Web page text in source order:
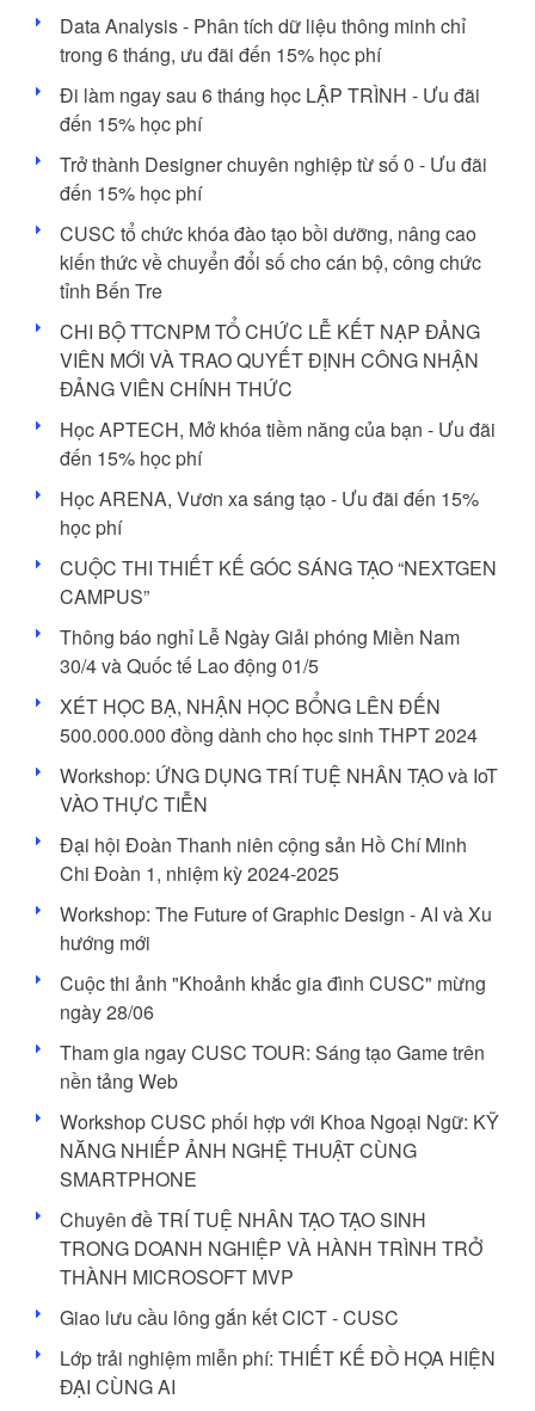
Data Analysis - Phân tích dữ liệu thông minh chỉ
trong 6 tháng, ưu đãi đến 15% học phí
Đi làm ngay sau 6 tháng học LẬP TRÌNH - Ưu đãi
đến 15% học phí
Trở thành Designer chuyên nghiệp từ số 0 - Ưu đãi
đến 15% học phí
CUSC tổ chức khóa đào tạo bồi dưỡng, nâng cao
kiến thức về chuyển đổi số cho cán bộ, công chức
tỉnh Bến Tre
CHI BỘ TTCNPM TỔ CHỨC LỄ KẾT NẠP ĐẢNG
VIÊN MỚI VÀ TRAO QUYẾT ĐỊNH CÔNG NHẬN
ĐẢNG VIÊN CHÍNH THỨC
Học APTECH, Mở khóa tiềm năng của bạn - Ưu đãi
đến 15% học phí
Học ARENA, Vươn xa sáng tạo - Ưu đãi đến 15%
học phí
CUỘC THI THIẾT KẾ GÓC SÁNG TẠO “NEXTGEN
CAMPUS”
Thông báo nghỉ Lễ Ngày Giải phóng Miền Nam
30/4 và Quốc tế Lao động 01/5
XÉT HỌC BẠ, NHẬN HỌC BỔNG LÊN ĐẾN
500.000.000 đồng dành cho học sinh THPT 2024
Workshop: ỨNG DỤNG TRÍ TUỆ NHÂN TẠO và IoT
VÀO THỰC TIỄN
Đại hội Đoàn Thanh niên cộng sản Hồ Chí Minh
Chi Đoàn 1, nhiệm kỳ 2024-2025
Workshop: The Future of Graphic Design - AI và Xu
hướng mới
Cuộc thi ảnh "Khoảnh khắc gia đình CUSC" mừng
ngày 28/06
Tham gia ngay CUSC TOUR: Sáng tạo Game trên
nền tảng Web
Workshop CUSC phối hợp với Khoa Ngoại Ngữ: KỸ
NĂNG NHIẾP ẢNH NGHỆ THUẬT CÙNG
SMARTPHONE
Chuyên đề TRÍ TUỆ NHÂN TẠO TẠO SINH
TRONG DOANH NGHIỆP VÀ HÀNH TRÌNH TRỞ
THÀNH MICROSOFT MVP
Giao lưu cầu lông gắn kết CICT - CUSC
Lớp trải nghiệm miễn phí: THIẾT KẾ ĐỒ HỌA HIỆN
ĐẠI CÙNG AI